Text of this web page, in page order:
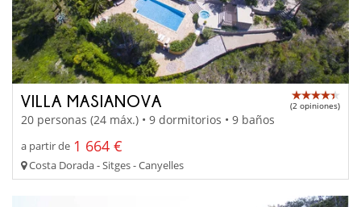
VILLA MASIANOVA (2 opiniones)
20 personas (24 máx.) • 9 dormitorios • 9 baños
a partir de 1 664 €
Costa Dorada - Sitges - Canyelles